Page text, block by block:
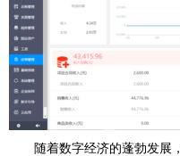
随着数字经济的蓬勃发展